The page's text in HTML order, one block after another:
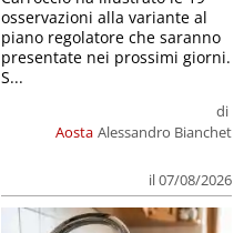
Aosta
di
Alessandro Bianchet
il 07/08/2026
osservazioni alla variante al
piano regolatore che saranno
presentate nei prossimi giorni.
S...